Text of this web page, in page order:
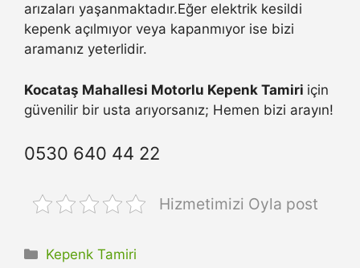
arızaları yaşanmaktadır.Eğer elektrik kesildi
kepenk açılmıyor veya kapanmıyor ise bizi
aramanız yeterlidir.
Kocataş Mahallesi Motorlu Kepenk Tamiri için
güvenilir bir usta arıyorsanız; Hemen bizi arayın!
0530 640 44 22
Hizmetimizi Oyla post
Kategoriler
Kepenk Tamiri